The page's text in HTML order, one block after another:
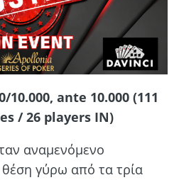
10.000, ante 10.000 (111
/ 26 players IN)
αναμενόμενο
γύρω από τα τρία